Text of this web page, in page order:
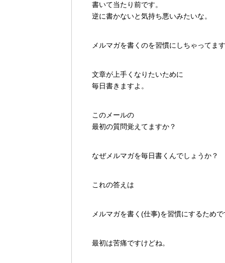
書いて当たり前です。
逆に書かないと気持ち悪いみたいな。
メルマガを書くのを習慣にしちゃってます
文章が上手くなりたいために
毎日書きますよ。
このメールの
最初の質問覚えてますか？
なぜメルマガを毎日書くんでしょうか？
これの答えは
メルマガを書く(仕事)を習慣にするためで
最初は苦痛ですけどね。